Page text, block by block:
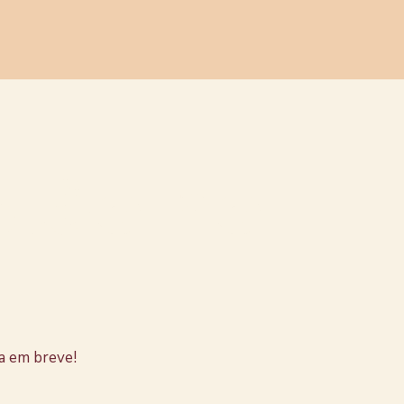
em breve!